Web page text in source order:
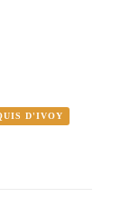
D'IVOY